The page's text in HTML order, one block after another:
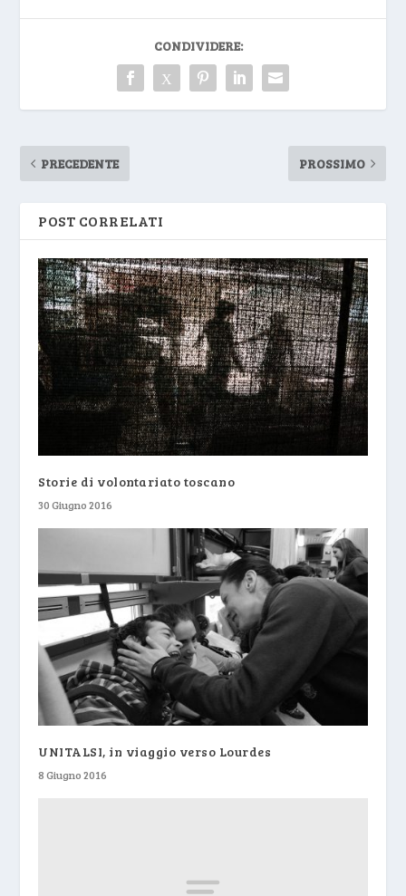
CONDIVIDERE:
PRECEDENTE PROSSIMO
POST CORRELATI
Storie di volontariato toscano
30 Giugno 2016
UNITALSI, in viaggio verso Lourdes
8 Giugno 2016